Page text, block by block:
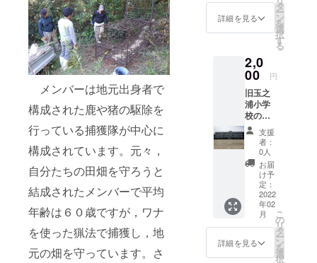
メンバーは地元出身者で
構成された鹿や猪の駆除を
行っている捕獲隊が中心に
構成されています。元々，
自分たちの田畑を守ろうと
結成されたメンバーで平均
年齢は６０歳ですが，ワナ
を使った猟法で捕獲し，地
元の畑を守っています。さ
の、地
元の五
島高校
開発し
た「さ
わやか
すぎる
鹿肉
バー
ガー」
交換
券。
（2023
年3月31
日まで
交換可
能。鶴
田商店
来店時
の時の
詳細を見る
タ
ー
ン
を
選
択
す
る
2,0
00 円
旧玉之
浦小学
校の写
真絵葉
書(5枚
組）。
懐かし
いあの
風景を
思い出
してく
ださ
い。平
成の終
焉とと
支援
者：
0人
お届
け予
定：
2022
年02
月
詳細を見る
こ
の
リ
タ
ー
ン
を
選
択